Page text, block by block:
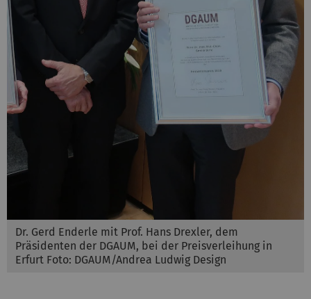
Dr. Gerd Enderle mit Prof. Hans Drexler, dem
Präsidenten der DGAUM, bei der Preisverleihung in
Erfurt Foto: DGAUM/Andrea Ludwig Design